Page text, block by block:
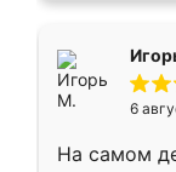
6
На самом